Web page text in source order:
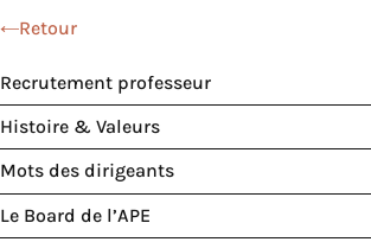
Retour
Recrutement professeur
Histoire & Valeurs
Mots des dirigeants
Le Board de l’APE